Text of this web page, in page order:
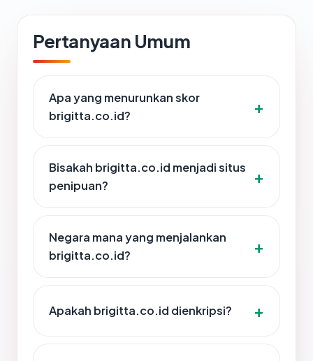
Pertanyaan Umum
Apa yang menurunkan skor
brigitta.co.id?
Bisakah brigitta.co.id menjadi situs
penipuan?
Negara mana yang menjalankan
brigitta.co.id?
Apakah brigitta.co.id dienkripsi?